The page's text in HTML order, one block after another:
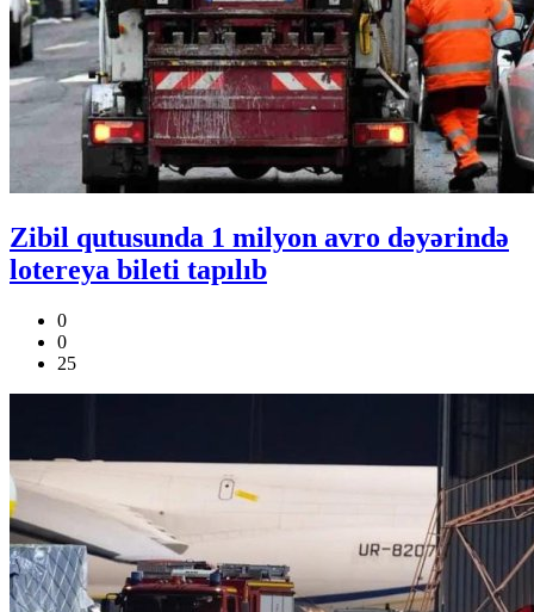
Zibil qutusunda 1 milyon avro dəyərində
lotereya bileti tapılıb
0
0
25